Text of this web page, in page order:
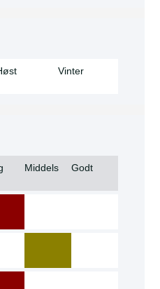
Vinter
Middels Godt